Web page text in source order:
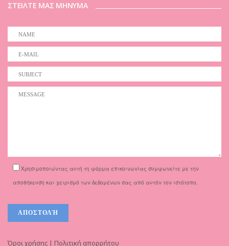
ΣΤΕΙΛΤΕ ΜΑΣ ΜΗΝΥΜΑ
Χρησιμοποιώντας αυτή τη φόρμα επικοινωνίας συμφωνείτε με την
αποθήκευση και χειρισμό των δεδομένων σας από αυτόν τον ιστότοπο.
Όροι χρήσης | Πολιτική απορρήτου